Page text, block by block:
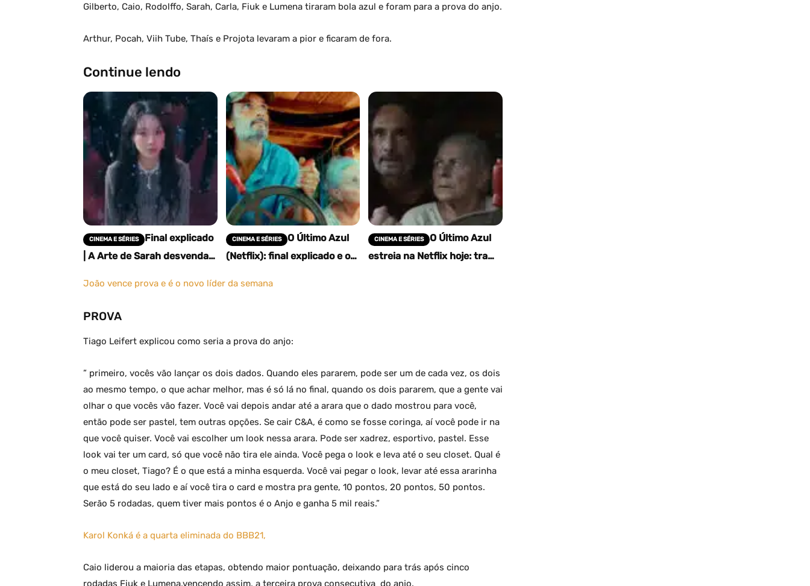
Gilberto, Caio, Rodolffo, Sarah, Carla, Fiuk e Lumena tiraram bola azul e foram para a prova do anjo.
Arthur, Pocah, Viih Tube, Thaís e Projota levaram a pior e ficaram de fora.
Continue lendo
CINEMA E SÉRIES
Final explicado
| A Arte de Sarah desvenda
destino da protagonista
CINEMA E SÉRIES
O Último Azul
(Netflix): final explicado e o
desfecho
CINEMA E SÉRIES
O Último Azul
estreia na Netflix hoje: trama
João vence prova e é o novo líder da semana
PROVA
Tiago Leifert explicou como seria a prova do anjo:
” primeiro, vocês vão lançar os dois dados. Quando eles pararem, pode ser um de cada vez, os dois
ao mesmo tempo, o que achar melhor, mas é só lá no final, quando os dois pararem, que a gente vai
olhar o que vocês vão fazer. Você vai depois andar até a arara que o dado mostrou para você,
então pode ser pastel, tem outras opções. Se cair C&A, é como se fosse coringa, aí você pode ir na
que você quiser. Você vai escolher um look nessa arara. Pode ser xadrez, esportivo, pastel. Esse
look vai ter um card, só que você não tira ele ainda. Você pega o look e leva até o seu closet. Qual é
o meu closet, Tiago? É o que está a minha esquerda. Você vai pegar o look, levar até essa ararinha
que está do seu lado e aí você tira o card e mostra pra gente, 10 pontos, 20 pontos, 50 pontos.
Serão 5 rodadas, quem tiver mais pontos é o Anjo e ganha 5 mil reais.”
Karol Konká é a quarta eliminada do BBB21,
Caio liderou a maioria das etapas, obtendo maior pontuação, deixando para trás após cinco
rodadas Fiuk e Lumena,vencendo assim, a terceira prova consecutiva do anjo.